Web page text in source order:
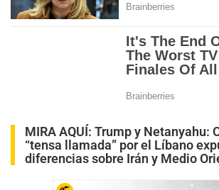
MIRA AQUÍ: Trump y Netanyahu:
“tensa llamada” por el Líbano
diferencias sobre Irán y Medio